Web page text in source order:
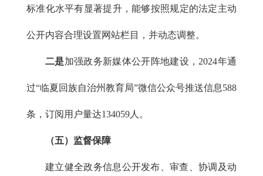
标准化水平有显著提升，能够按照规定的法定主动
公开内容合理设置网站栏目，并动态调整。
二是加强政务新媒体公开阵地建设，2024年通
过“临夏回族自治州教育局”微信公众号推送信息588
条，订阅用户量达134059人。
（五）监督保障
建立健全政务信息公开发布、审查、协调及动